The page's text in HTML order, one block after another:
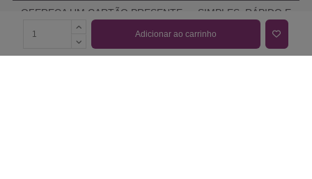
Adicionar ao carrinho
OFEREÇA UM CARTÃO PRESENTE — SIMPLES, RÁPIDO E
ELEGANTE